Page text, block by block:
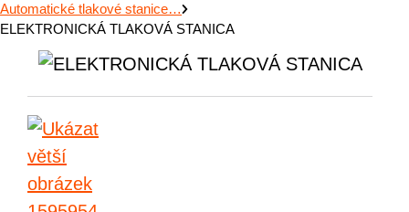
Automatické tlakové stanice…
ELEKTRONICKÁ TLAKOVÁ STANICA